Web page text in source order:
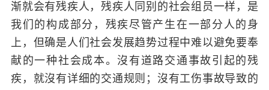
渐就会有残疾人，残疾人同别的社会组员一样，是
我们的构成部分，残疾尽管产生在一部分人的身
上，但确是人们社会发展趋势过程中难以避免要奉
献的一种社会成本。沒有道路交通事故引起的残
疾，就沒有详细的交通规则；沒有工伤事故导致的